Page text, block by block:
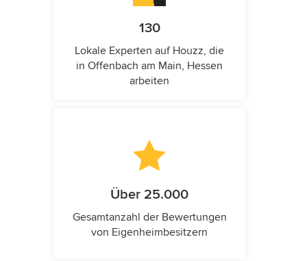
130
Lokale Experten auf Houzz, die
in Offenbach am Main, Hessen
arbeiten
Über 25.000
Gesamtanzahl der Bewertungen
von Eigenheimbesitzern